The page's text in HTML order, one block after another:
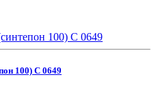
100) С 0649